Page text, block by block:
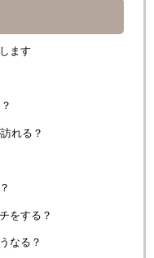
ます
れる？
をする？
なる？